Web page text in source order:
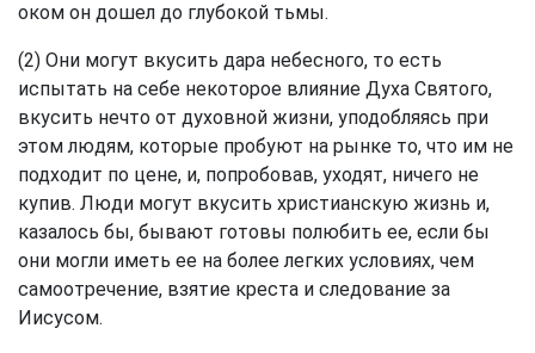
оком он дошел до глубокой тьмы.
(2) Они могут вкусить дара небесного, то есть
испытать на себе некоторое влияние Духа Святого,
вкусить нечто от духовной жизни, уподобляясь при
этом людям, которые пробуют на рынке то, что им не
подходит по цене, и, попробовав, уходят, ничего не
купив. Люди могут вкусить христианскую жизнь и,
казалось бы, бывают готовы полюбить ее, если бы
они могли иметь ее на более легких условиях, чем
самоотречение, взятие креста и следование за
Иисусом.